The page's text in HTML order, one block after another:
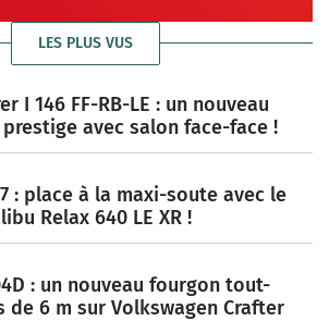
LES PLUS VUS
I 146 FF-RB-LE : un nouveau
avec salon face-face !
: place à la maxi-soute avec le
Relax 640 LE XR !
: un nouveau fourgon tout-
de 6 m sur Volkswagen Crafter